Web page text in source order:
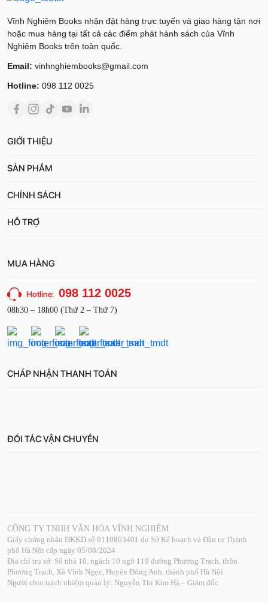
Vĩnh Nghiêm Books nhận đặt hàng trực tuyến và giao hàng tận nơi
hoặc mua hàng tại tất cả các điểm phát hành sách của Vĩnh
Nghiêm Books trên toàn quốc.
Email: vinhnghiembooks@gmail.com
Hotline: 098 112 0025
GIỚI THIỆU
SẢN PHẨM
CHÍNH SÁCH
HỖ TRỢ
MUA HÀNG
Hotline: 098 112 0025
08h30 – 18h00 (Thứ 2 – Thứ 7)
CHẤP NHẬN THANH TOÁN
ĐỐI TÁC VẬN CHUYỂN
CÔNG TY TNHH VĂN HÓA VĨNH NGHIÊM
Giấy chứng nhận ĐKKD số 0110803401 do Sở Kế hoạch và Đầu tư Thành
phố Hà Nội cấp ngày 05/08/2024
Địa chỉ trụ sở: Số nhà 10, ngách 10 ngõ 119 đường Phương Trạch, thôn
Phương Trạch, Xã Vĩnh Ngọc, Huyện Đông Anh, thành phố Hà Nội
Người chịu trách nhiệm quản lý: Nguyễn Thị Kim Hà – Giám đốc